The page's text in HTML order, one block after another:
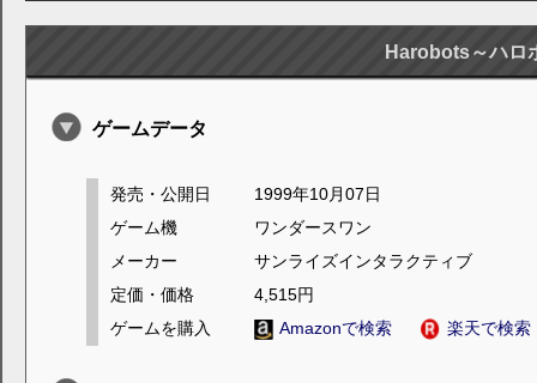
Harobots～ハロ
ゲームデータ
発売・公開日
1999年10月07日
ゲーム機
ワンダースワン
メーカー
サンライズインタラクティブ
定価・価格
4,515円
ゲームを購入
Amazonで検索 楽天で検索